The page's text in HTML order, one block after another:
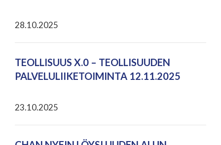
28.10.2025
TEOLLISUUS X.0 – TEOLLISUUDEN
PALVELULIIKETOIMINTA 12.11.2025
23.10.2025